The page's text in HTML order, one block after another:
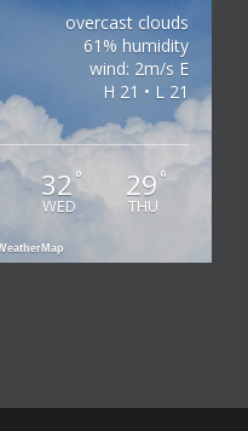
overcast clouds
61% humidity
wind: 2m/s E
H 21 • L 21
32 °
WED
29 °
THU